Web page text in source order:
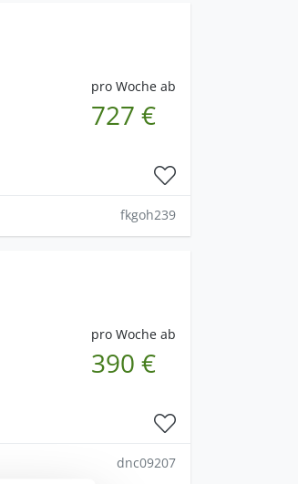
pro Woche ab
727 €
fkgoh239
pro Woche ab
390 €
dnc09207